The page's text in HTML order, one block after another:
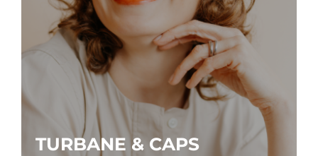
TURBANE & CAPS